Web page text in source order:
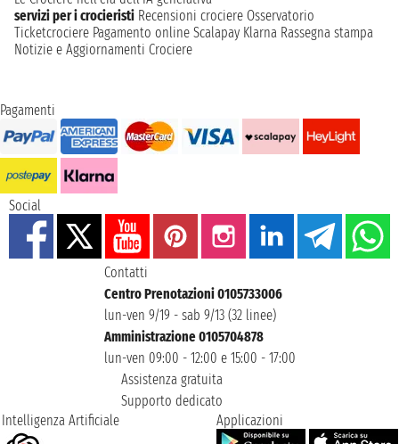
servizi per i crocieristi Recensioni crociere Osservatorio
Ticketcrociere Pagamento online Scalapay Klarna Rassegna stampa
Notizie e Aggiornamenti Crociere
Pagamenti
Social
Contatti
Centro Prenotazioni 0105733006
lun-ven 9/19 - sab 9/13 (32 linee)
Amministrazione 0105704878
lun-ven 09:00 - 12:00 e 15:00 - 17:00
Assistenza gratuita
Supporto dedicato
Intelligenza Artificiale
Applicazioni